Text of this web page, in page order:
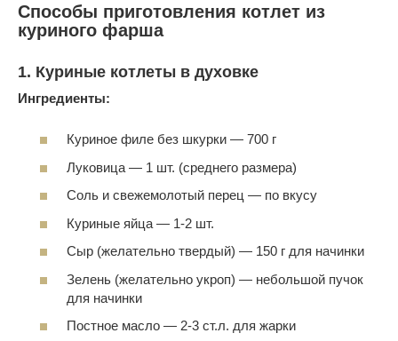
Способы приготовления котлет из
куриного фарша
1. Куриные котлеты в духовке
Ингредиенты:
Куриное филе без шкурки — 700 г
Луковица — 1 шт. (среднего размера)
Соль и свежемолотый перец — по вкусу
Куриные яйца — 1-2 шт.
Сыр (желательно твердый) — 150 г для начинки
Зелень (желательно укроп) — небольшой пучок
для начинки
Постное масло — 2-3 ст.л. для жарки